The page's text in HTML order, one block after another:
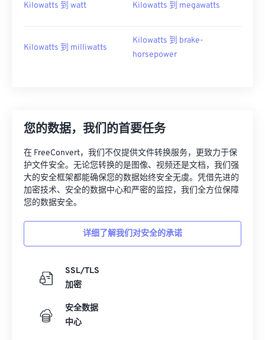
Kilowatts 到 watt Kilowatts 到 megawatts
Kilowatts 到 milliwatts
Kilowatts 到 brake-
horsepower
您的数据，我们的首要任务
在 FreeConvert，我们不仅提供文件转换服务，更致力于保
护文件安全。无论您转换的是图像、视频还是文档，我们强
大的安全框架都能确保您的数据始终安全无虞。凭借先进的
加密技术、安全的数据中心和严密的监控，我们全方位保障
您的数据安全。
详细了解我们对安全的承诺
SSL/TLS
加密
安全数据
中心